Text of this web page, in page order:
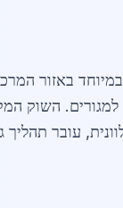
באזור
למגורים. השוק
עובר תהליך